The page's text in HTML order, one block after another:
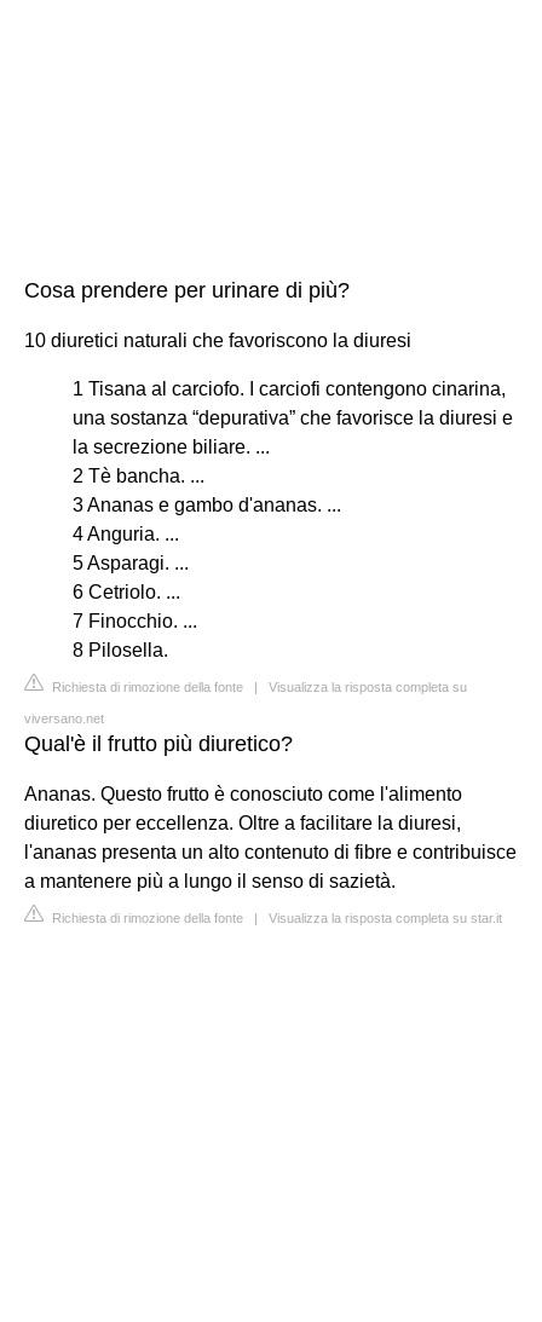
Cosa prendere per urinare di più?
10 diuretici naturali che favoriscono la diuresi
1 Tisana al carciofo. I carciofi contengono cinarina,
una sostanza “depurativa” che favorisce la diuresi e
la secrezione biliare. ...
2 Tè bancha. ...
3 Ananas e gambo d'ananas. ...
4 Anguria. ...
5 Asparagi. ...
6 Cetriolo. ...
7 Finocchio. ...
8 Pilosella.
Richiesta di rimozione della fonte | Visualizza la risposta completa su
viversano.net
Qual'è il frutto più diuretico?
Ananas. Questo frutto è conosciuto come l'alimento
diuretico per eccellenza. Oltre a facilitare la diuresi,
l'ananas presenta un alto contenuto di fibre e contribuisce
a mantenere più a lungo il senso di sazietà.
Richiesta di rimozione della fonte | Visualizza la risposta completa su star.it